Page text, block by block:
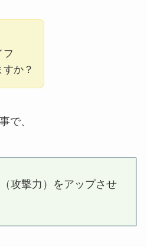
フ
か？
で、
攻撃力）をアップさせ